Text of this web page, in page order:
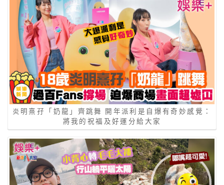
炎明熹孖「奶龍」齊跳舞 開年派利是自爆有奇妙感覺：
將我的祝福及好運分給大家